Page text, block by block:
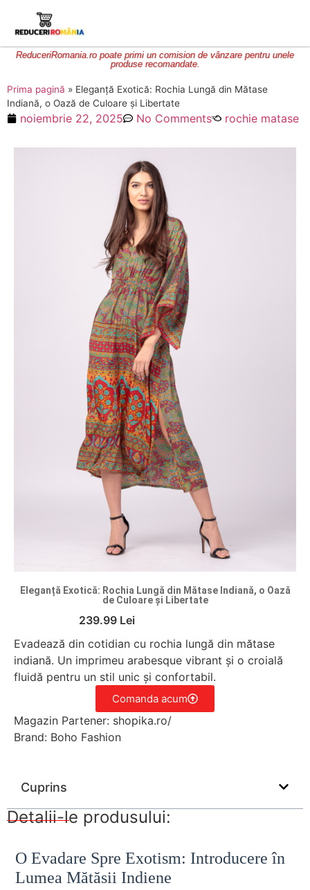
ReduceriRomania.ro poate primi un comision de vânzare pentru unele
produse recomandate.
Prima pagină » Eleganță Exotică: Rochia Lungă din Mătase
Indiană, o Oază de Culoare și Libertate
noiembrie 22, 2025 No Comments rochie matase
Eleganță Exotică: Rochia Lungă din Mătase Indiană, o Oază
de Culoare și Libertate
239.99 Lei
Evadează din cotidian cu rochia lungă din mătase
indiană. Un imprimeu arabesque vibrant și o croială
fluidă pentru un stil unic și confortabil.
Comanda acum
Magazin Partener: shopika.ro/
Brand: Boho Fashion
Cuprins
Detalii-le produsului:
O Evadare Spre Exotism: Introducere în
Lumea Mătăsii Indiene